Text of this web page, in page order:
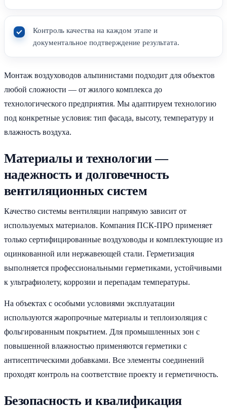
Контроль качества на каждом этапе и
документальное подтверждение результата.
Монтаж воздуховодов альпинистами подходит для объектов
любой сложности — от жилого комплекса до
технологического предприятия. Мы адаптируем технологию
под конкретные условия: тип фасада, высоту, температуру и
влажность воздуха.
Материалы и технологии —
надежность и долговечность
вентиляционных систем
Качество системы вентиляции напрямую зависит от
используемых материалов. Компания ПСК-ПРО применяет
только сертифицированные воздуховоды и комплектующие из
оцинкованной или нержавеющей стали. Герметизация
выполняется профессиональными герметиками, устойчивыми
к ультрафиолету, коррозии и перепадам температуры.
На объектах с особыми условиями эксплуатации
используются жаропрочные материалы и теплоизоляция с
фольгированным покрытием. Для промышленных зон с
повышенной влажностью применяются герметики с
антисептическими добавками. Все элементы соединений
проходят контроль на соответствие проекту и герметичность.
Безопасность и квалификация